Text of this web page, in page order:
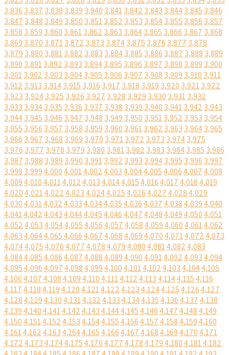
3,836 3,837 3,838 3,839 3,840 3,8413,842 3,843 3,8443,845 3,846
3,847 3,848 3,849 3,850 3,8513,852 3,853 3,8543,855 3,856 3,857
3,858 3,859 3,860 3,8613,862 3,863 3,8643,865 3,866 3,867 3,868
3,869 3,870 3,8713,872 3,873 3,8743,875 3,876 3,877 3,878
3,879 3,880 3,8813,882 3,883 3,8843,885 3,886 3,887 3,888 3,889
3,890 3,8913,892 3,893 3,8943,895 3,896 3,897 3,898 3,899 3,900
3,9013,902 3,903 3,9043,905 3,906 3,907 3,908 3,909 3,910 3,911
3,912 3,913 3,9143,915 3,916 3,917 3,918 3,919 3,920 3,9213,922
3,923 3,9243,925 3,926 3,927 3,928 3,929 3,930 3,9313,932
3,933 3,9343,935 3,936 3,937 3,938 3,939 3,940 3,9413,942 3,943
3,9443,945 3,946 3,947 3,948 3,949 3,950 3,9513,952 3,953 3,954
3,955 3,956 3,957 3,958 3,959 3,960 3,9613,962 3,963 3,9643,965
3,966 3,967 3,968 3,969 3,970 3,9713,972 3,973 3,9743,975
3,976 3,977 3,978 3,979 3,980 3,9813,982 3,983 3,9843,985 3,986
3,987 3,988 3,989 3,990 3,9913,992 3,993 3,9943,995 3,996 3,997
3,998 3,9994,0004,0014,0024,0034,0044,0054,0064,0074,008
4,0094,0104,0114,0124,0134,0144,0154,0164,0174,0184,019
4,0204,0214,0224,0234,0244,0254,0264,0274,0284,029
4,0304,0314,0324,0334,0344,0354,0364,0374,0384,0394,040
4,0414,0424,0434,0444,0454,0464,0474,0484,0494,0504,051
4,0524,0534,0544,0554,0564,0574,0584,0594,0604,0614,062
4,0634,0644,0654,0664,0674,0684,0694,0704,0714,0724,073
4,0744,0754,0764,0774,0784,0794,0804,0814,0824,083
4,0844,0854,0864,0874,0884,0894,0904,0914,0924,0934,094
4,0954,0964,0974,0984,0994,1004,1014,1024,1034,1044,105
4,1064,1074,1084,1094,1104,1114,1124,1134,1144,1154,116
4,1174,1184,1194,1204,1214,1224,1234,1244,1254,1264,127
4,1284,1294,1304,1314,1324,1334,1344,1354,1364,1374,138
4,1394,1404,1414,1424,1434,1444,1454,1464,1474,1484,149
4,1504,1514,1524,1534,1544,1554,1564,1574,1584,1594,160
4,1614,1624,1634,1644,1654,1664,1674,1684,1694,1704,171
4,1724,1734,1744,1754,1764,1774,1784,1794,1804,1814,182